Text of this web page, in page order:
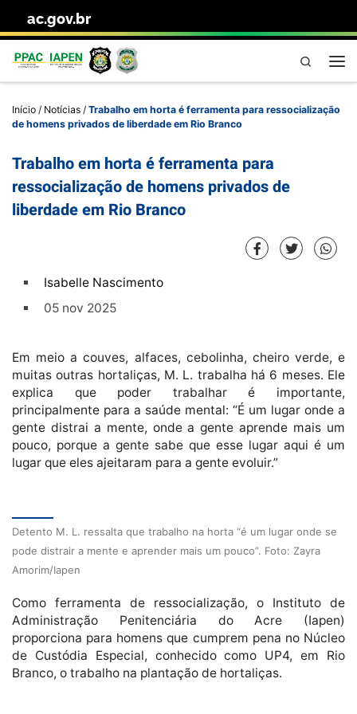
Skip to content
ac.gov.br
Pesquisa
Início / Notícias / Trabalho em horta é ferramenta para ressocialização
de homens privados de liberdade em Rio Branco
Trabalho em horta é ferramenta para
ressocialização de homens privados de
liberdade em Rio Branco
Isabelle Nascimento
05 nov 2025
Em meio a couves, alfaces, cebolinha, cheiro verde, e
muitas outras hortaliças, M. L. trabalha há 6 meses. Ele
explica que poder trabalhar é importante,
principalmente para a saúde mental: “É um lugar onde a
gente distrai a mente, onde a gente aprende mais um
pouco, porque a gente sabe que esse lugar aqui é um
lugar que eles ajeitaram para a gente evoluir.”
Detento M. L. ressalta que trabalho na horta “é um lugar onde se
pode distrair a mente e aprender mais um pouco”. Foto: Zayra
Amorim/Iapen
Como ferramenta de ressocialização, o Instituto de
Administração Penitenciária do Acre (Iapen)
proporciona para homens que cumprem pena no Núcleo
de Custódia Especial, conhecido como UP4, em Rio
Branco, o trabalho na plantação de hortaliças.